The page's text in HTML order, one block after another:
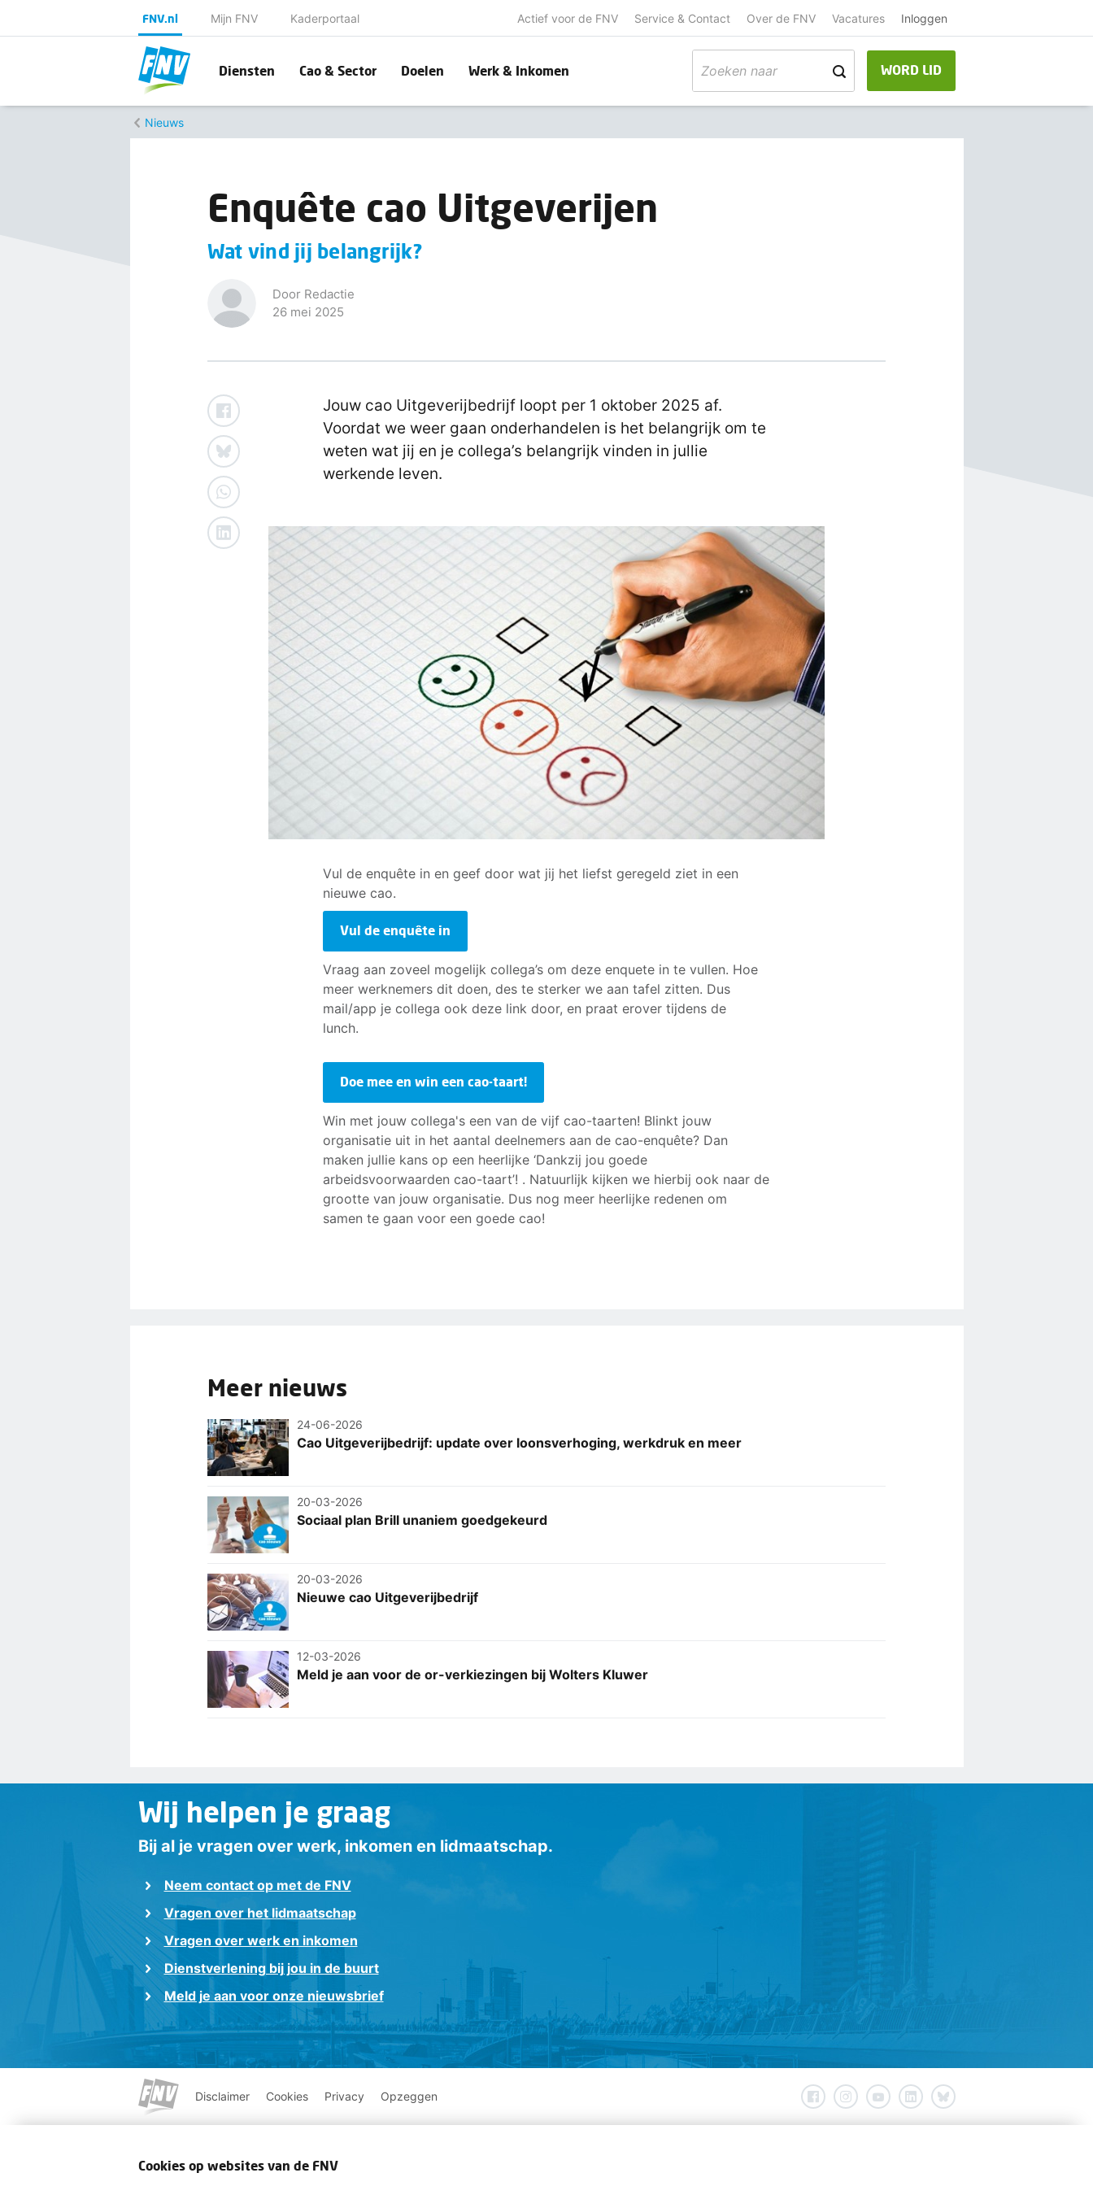
FNV.nl Mijn FNV Kaderportaal Actief voor de FNV Service & Contact Over de FNV Vacatures Inloggen
Diensten Cao & Sector Doelen Werk & Inkomen WORD LID
Nieuws
Enquête cao Uitgeverijen
Wat vind jij belangrijk?
Door Redactie
26 mei 2025
Jouw cao Uitgeverijbedrijf loopt per 1 oktober 2025 af.
Voordat we weer gaan onderhandelen is het belangrijk om te
weten wat jij en je collega’s belangrijk vinden in jullie
werkende leven.
Vul de enquête in en geef door wat jij het liefst geregeld ziet in een
nieuwe cao.
Vul de enquête in
Vraag aan zoveel mogelijk collega’s om deze enquete in te vullen. Hoe
meer werknemers dit doen, des te sterker we aan tafel zitten. Dus
mail/app je collega ook deze link door, en praat erover tijdens de
lunch.
Doe mee en win een cao-taart!
Win met jouw collega's een van de vijf cao-taarten! Blinkt jouw
organisatie uit in het aantal deelnemers aan de cao-enquête? Dan
maken jullie kans op een heerlijke ‘Dankzij jou goede
arbeidsvoorwaarden cao-taart’! . Natuurlijk kijken we hierbij ook naar de
grootte van jouw organisatie. Dus nog meer heerlijke redenen om
samen te gaan voor een goede cao!
Meer nieuws
24-06-2026
Cao Uitgeverijbedrijf: update over loonsverhoging, werkdruk en meer
20-03-2026
Sociaal plan Brill unaniem goedgekeurd
20-03-2026
Nieuwe cao Uitgeverijbedrijf
12-03-2026
Meld je aan voor de or-verkiezingen bij Wolters Kluwer
Wij helpen je graag
Bij al je vragen over werk, inkomen en lidmaatschap.
Neem contact op met de FNV
Vragen over het lidmaatschap
Vragen over werk en inkomen
Dienstverlening bij jou in de buurt
Meld je aan voor onze nieuwsbrief
Disclaimer Cookies Privacy Opzeggen
Cookies op websites van de FNV